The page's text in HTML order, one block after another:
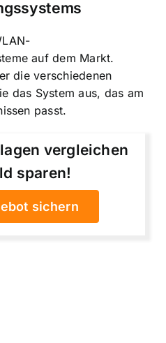
auf dem Markt.
die verschiedenen
das System aus, das am
passt.
vergleichen
sparen!
sichern